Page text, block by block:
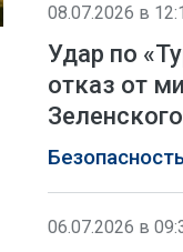
08.07.2026 в
Удар по
отказ от
06.07.2026 в